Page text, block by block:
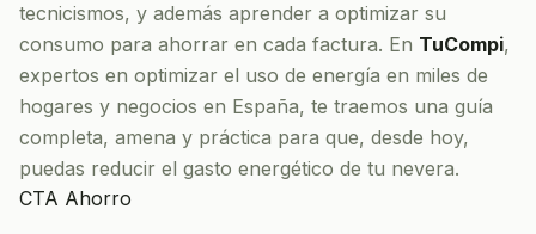
tecnicismos, y además aprender a optimizar su
consumo para ahorrar en cada factura. En TuCompi,
expertos en optimizar el uso de energía en miles de
hogares y negocios en España, te traemos una guía
completa, amena y práctica para que, desde hoy,
puedas reducir el gasto energético de tu nevera.
CTA Ahorro